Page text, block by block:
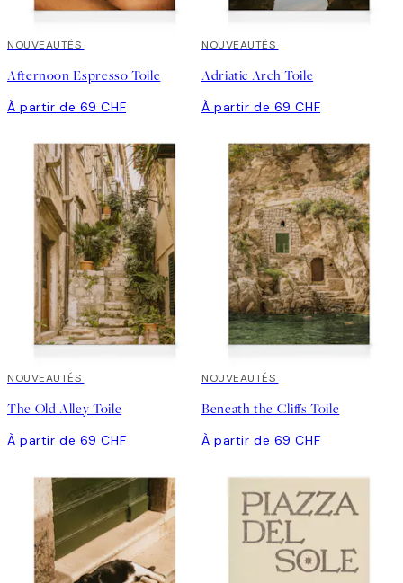
NOUVEAUTÉS
Afternoon Espresso Toile
À partir de 69 CHF
NOUVEAUTÉS
Adriatic Arch Toile
À partir de 69 CHF
NOUVEAUTÉS
The Old Alley Toile
À partir de 69 CHF
NOUVEAUTÉS
Beneath the Cliffs Toile
À partir de 69 CHF